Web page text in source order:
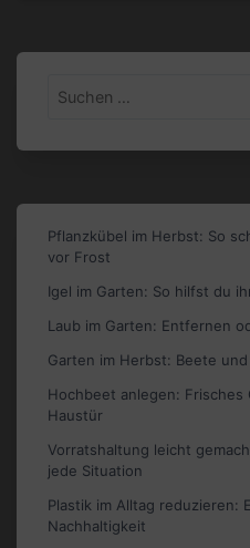
nach:
Pflanzkübel im Herbst: So
vor Frost
Igel im Garten: So hilfst du
Laub im Garten: Entfernen
Garten im Herbst: Beete
Hochbeet anlegen:
Haustür
Vorratshaltung leicht
jede Situation
Plastik im Alltag reduzieren:
Nachhaltigkeit